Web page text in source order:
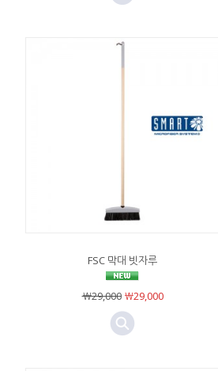
FSC 막대 빗자루
￦29,000￦29,000